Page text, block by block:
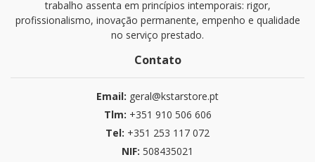
trabalho assenta em princípios intemporais: rigor,
profissionalismo, inovação permanente, empenho e qualidade
no serviço prestado.
Contato
Email: geral@kstarstore.pt
Tlm: +351 910 506 606
Tel: +351 253 117 072
NIF: 508435021